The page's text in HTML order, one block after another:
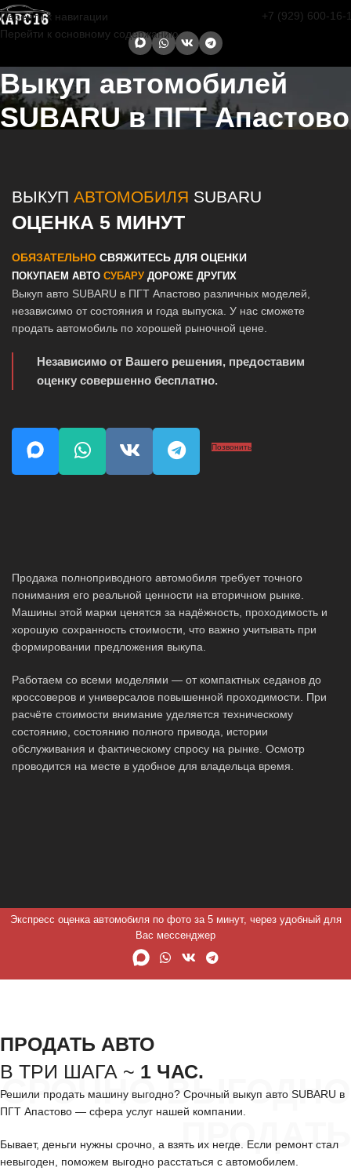
Перейти к навигации
Перейти к основному содержанию
+7 (929) 600-16-
Выкуп автомобилей
SUBARU в ПГТ Апастово
ВЫКУП АВТОМОБИЛЯ SUBARU
ОЦЕНКА 5 МИНУТ
ОБЯЗАТЕЛЬНО СВЯЖИТЕСЬ ДЛЯ ОЦЕНКИ
ПОКУПАЕМ АВТО СУБАРУ ДОРОЖЕ ДРУГИХ
Выкуп авто SUBARU в ПГТ Апастово различных моделей,
независимо от состояния и года выпуска. У нас сможете
продать автомобиль по хорошей рыночной цене.
Независимо от Вашего решения, предоставим
оценку совершенно бесплатно.
Позвонить
Продажа полноприводного автомобиля требует точного
понимания его реальной ценности на вторичном рынке.
Машины этой марки ценятся за надёжность, проходимость и
хорошую сохранность стоимости, что важно учитывать при
формировании предложения выкупа.
Работаем со всеми моделями — от компактных седанов до
кроссоверов и универсалов повышенной проходимости. При
расчёте стоимости внимание уделяется техническому
состоянию, состоянию полного привода, истории
обслуживания и фактическому спросу на рынке. Осмотр
проводится на месте в удобное для владельца время.
Экспресс оценка автомобиля по фото за 5 минут, через удобный для
Вас мессенджер
СРОЧНО ВЫГОДНО
ПРОДАТЬ
ПРОДАТЬ АВТО
В ТРИ ШАГА ~ 1 ЧАС.
Решили продать машину выгодно? Срочный выкуп авто SUBARU в
ПГТ Апастово — сфера услуг нашей компании.
Бывает, деньги нужны срочно, а взять их негде. Если ремонт стал
невыгоден, поможем выгодно расстаться с автомобилем.